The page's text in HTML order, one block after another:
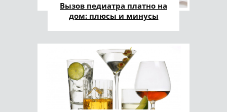
Вызов педиатра платно на
дом: плюсы и минусы